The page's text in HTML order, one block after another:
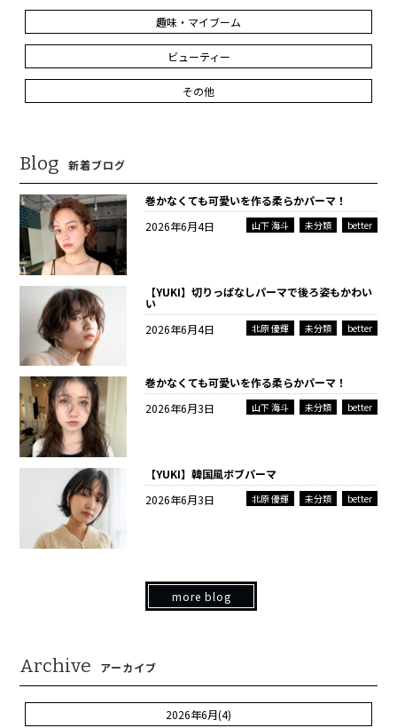
趣味・マイブーム
ビューティー
その他
Blog 新着ブログ
more blog
巻かなくても可愛いを作る柔らかパーマ！
2026年6月4日
better
未分類
山下 海斗
【YUKI】切りっぱなしパーマで後ろ姿もかわい
い
2026年6月4日
better
未分類
北原 優輝
巻かなくても可愛いを作る柔らかパーマ！
2026年6月3日
better
未分類
山下 海斗
【YUKI】韓国風ボブパーマ
2026年6月3日
better
未分類
北原 優輝
Archive アーカイブ
2026年6月(4)